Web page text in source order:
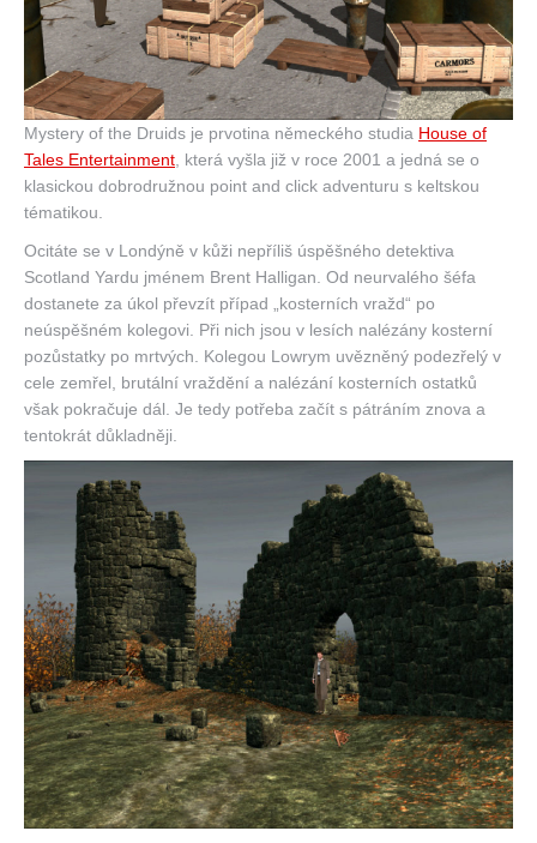
Mystery of the Druids je prvotina německého studia House of
Tales Entertainment, která vyšla již v roce 2001 a jedná se o
klasickou dobrodružnou point and click adventuru s keltskou
tématikou.
Ocitáte se v Londýně v kůži nepříliš úspěšného detektiva
Scotland Yardu jménem Brent Halligan. Od neurvalého šéfa
dostanete za úkol převzít případ „kosterních vražd“ po
neúspěšném kolegovi. Při nich jsou v lesích nalézány kosterní
pozůstatky po mrtvých. Kolegou Lowrym uvězněný podezřelý v
cele zemřel, brutální vraždění a nalézání kosterních ostatků
však pokračuje dál. Je tedy potřeba začít s pátráním znova a
tentokrát důkladněji.